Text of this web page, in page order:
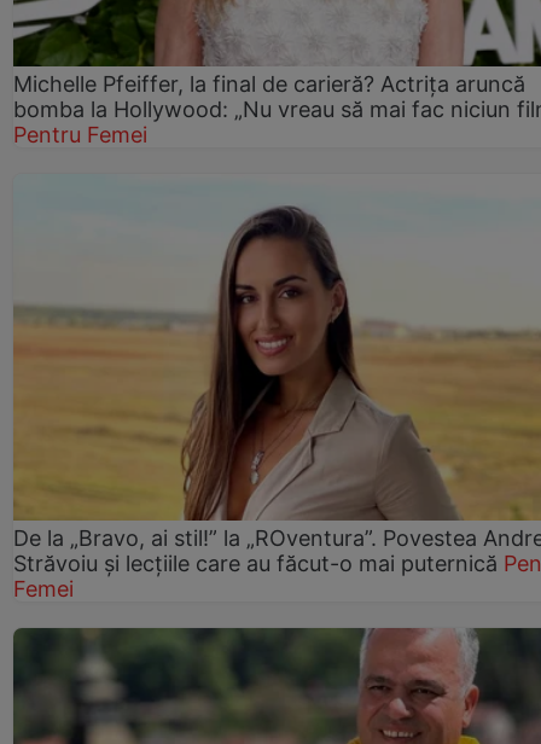
Michelle Pfeiffer, la final de carieră? Actrița aruncă
bomba la Hollywood: „Nu vreau să mai fac niciun
Pentru Femei
De la „Bravo, ai stil!” la „ROventura”. Povestea
Străvoiu și lecțiile care au făcut-o mai puternică
Femei